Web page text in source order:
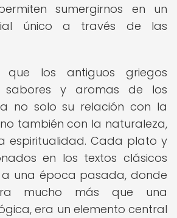
sumergirnos en un
único a través de las
los antiguos griegos
sabores y aromas de los
no solo su relación con la
también con la naturaleza,
espiritualidad. Cada plato y
en los textos clásicos
una época pasada, donde
mucho más que una
era un elemento central